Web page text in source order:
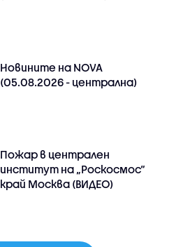
Новините на NOVA
(05.08.2026 - централна)
Пожар в централен
институт на „Роскосмос“
край Москва (ВИДЕО)